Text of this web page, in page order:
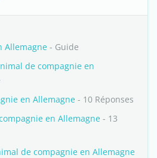
Allemagne - Guide
de compagnie en
en Allemagne - 10 Réponses
en Allemagne - 13
de compagnie en Allemagne